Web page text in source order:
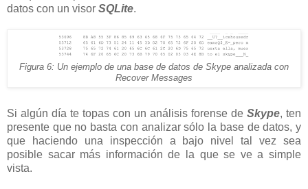
datos con un visor SQLite.
Figura 6: Un ejemplo de una base de datos de Skype analizada con
Recover Messages
Si algún día te topas con un análisis forense de Skype, ten
presente que no basta con analizar sólo la base de datos, y
que haciendo una inspección a bajo nivel tal vez sea
posible sacar más información de la que se ve a simple
vista.